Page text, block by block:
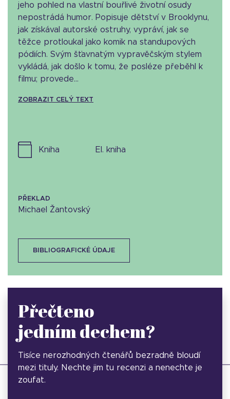
jeho pohled na vlastní bouřlivé životní osudy
nepostrádá humor. Popisuje dětství v Brooklynu,
jak získával autorské ostruhy, vypráví, jak se
těžce protloukal jako komik na standupových
pódiích. Svým šťavnatým vypravěčským stylem
vykládá, jak došlo k tomu, že posléze přeběhl k
filmu; provede...
ZOBRAZIT CELÝ TEXT
kniha el. kniha
PŘEKLAD
Michael Žantovský
BIBLIOGRAFICKÉ ÚDAJE
Přečteno
jedním dechem?
Tisíce nerozhodných čtenářů bezradně bloudí
mezi tituly. Nechte jim tu recenzi a nenechte je
zoufat.